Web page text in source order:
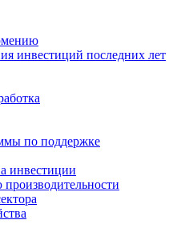
инвестиций последних лет
по поддержке
инвестиции